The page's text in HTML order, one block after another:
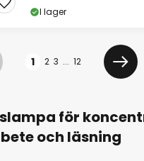
I lager
1 2 3 ... 12
Nästa
för
och läsning